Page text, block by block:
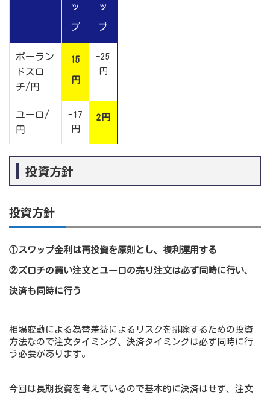
ッ
プ
ッ
プ
ポーラン
ドズロ
チ/円
15
円
-25
円
ユーロ/
円
-17
円
2円
投資方針
投資方針
①スワップ金利は再投資を原則とし、複利運用する
②ズロチの買い注文とユーロの売り注文は必ず同時に行い、
決済も同時に行う
相場変動による為替差益によるリスクを排除するための投資
方法なので注文タイミング、決済タイミングは必ず同時に行
う必要があります。
今回は長期投資を考えているので基本的に決済はせず、注文